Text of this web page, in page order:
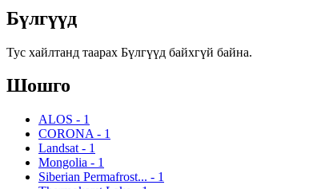
Бүлгүүд
Тус хайлтанд таарах Бүлгүүд байхгүй байна.
Шошго
ALOS - 1
CORONA - 1
Landsat - 1
Mongolia - 1
Siberian Permafrost... - 1